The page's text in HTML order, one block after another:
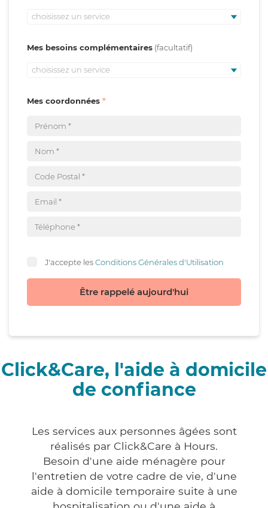
choisissez un service
Mes besoins complémentaires
choisissez un service
Mes coordonnées
J'accepte lesConditions Générales d'Utilisation
Être rappelé aujourd'hui
Click&Care, l'aide à domicile
de confiance
Les services aux personnes âgées sont
réalisés par Click&Care à Hours.
Besoin d'une aide ménagère pour
l'entretien de votre cadre de vie, d'une
aide à domicile temporaire suite à une